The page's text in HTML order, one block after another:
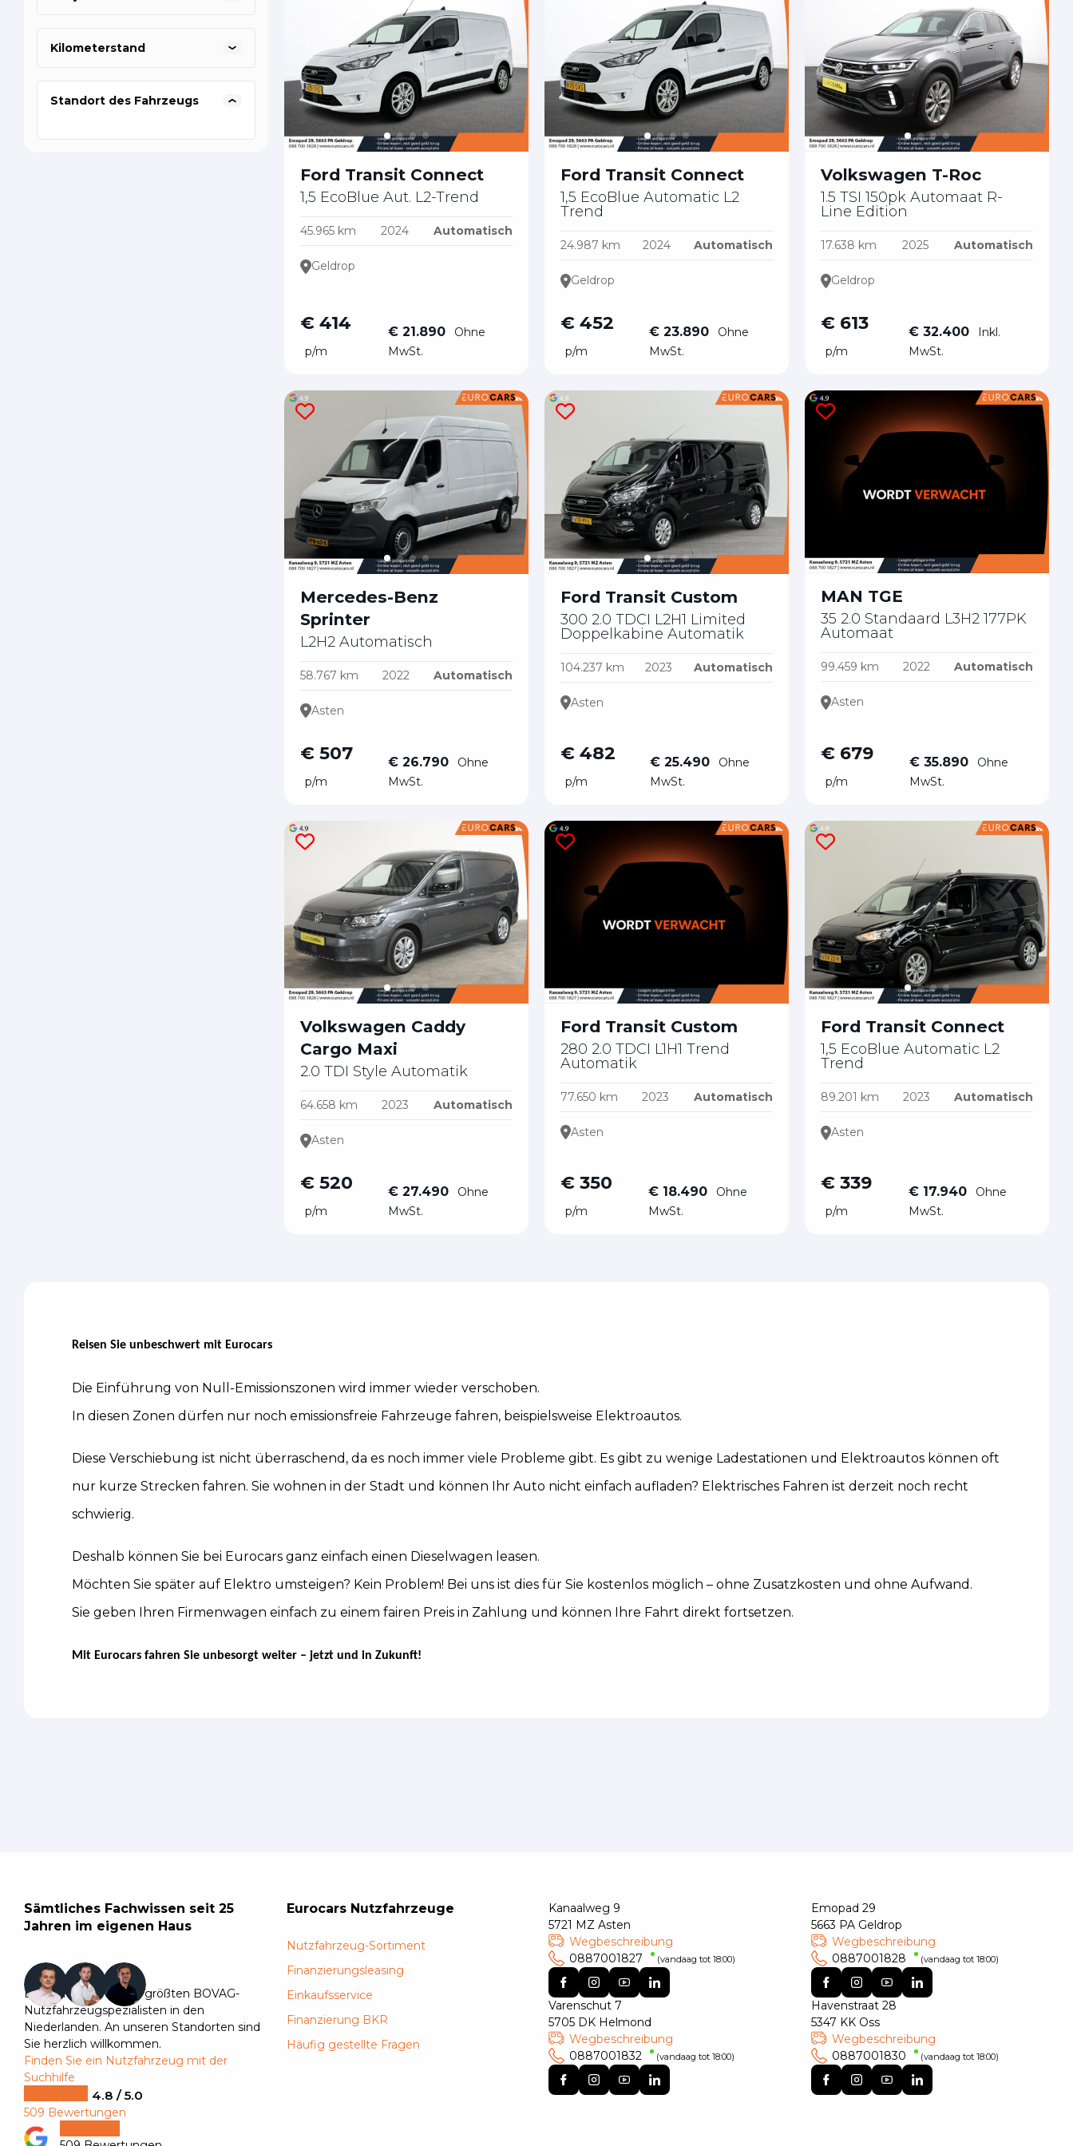
Kilometerstand
Standort des Fahrzeugs
Ford Transit Connect
1,5 EcoBlue Aut. L2-Trend
45.965 km 2024 Automatisch
Geldrop
€ 414
p/m
€ 21.890
Ohne
MwSt.
Ford Transit Connect
1,5 EcoBlue Automatic L2
Trend
24.987 km 2024 Automatisch
Geldrop
€ 452
p/m
€ 23.890
Ohne
MwSt.
Volkswagen T-Roc
1.5 TSI 150pk Automaat R-
Line Edition
17.638 km 2025 Automatisch
Geldrop
€ 613
p/m
€ 32.400
Inkl.
MwSt.
Mercedes-Benz
Sprinter
L2H2 Automatisch
58.767 km 2022 Automatisch
Asten
€ 507
p/m
€ 26.790
Ohne
MwSt.
Ford Transit Custom
300 2.0 TDCI L2H1 Limited
Doppelkabine Automatik
104.237 km 2023 Automatisch
Asten
€ 482
p/m
€ 25.490
Ohne
MwSt.
MAN TGE
35 2.0 Standaard L3H2 177PK
Automaat
99.459 km 2022 Automatisch
Asten
€ 679
p/m
€ 35.890
Ohne
MwSt.
Volkswagen Caddy
Cargo Maxi
2.0 TDI Style Automatik
64.658 km 2023 Automatisch
Asten
€ 520
p/m
€ 27.490
Ohne
MwSt.
Ford Transit Custom
280 2.0 TDCI L1H1 Trend
Automatik
77.650 km 2023 Automatisch
Asten
€ 350
p/m
€ 18.490
Ohne
MwSt.
Ford Transit Connect
1,5 EcoBlue Automatic L2
Trend
89.201 km 2023 Automatisch
Asten
€ 339
p/m
€ 17.940
Ohne
MwSt.
Reisen Sie unbeschwert mit Eurocars
Die Einführung von Null-Emissionszonen wird immer wieder verschoben.
In diesen Zonen dürfen nur noch emissionsfreie Fahrzeuge fahren, beispielsweise Elektroautos.
Diese Verschiebung ist nicht überraschend, da es noch immer viele Probleme gibt. Es gibt zu wenige Ladestationen und Elektroautos können oft
nur kurze Strecken fahren. Sie wohnen in der Stadt und können Ihr Auto nicht einfach aufladen? Elektrisches Fahren ist derzeit noch recht
schwierig.
Deshalb können Sie bei Eurocars ganz einfach einen Dieselwagen leasen.
Möchten Sie später auf Elektro umsteigen? Kein Problem! Bei uns ist dies für Sie kostenlos möglich – ohne Zusatzkosten und ohne Aufwand.
Sie geben Ihren Firmenwagen einfach zu einem fairen Preis in Zahlung und können Ihre Fahrt direkt fortsetzen.
Mit Eurocars fahren Sie unbesorgt weiter – jetzt und in Zukunft!
Sämtliches Fachwissen seit 25
Jahren im eigenen Haus
Eurocars ist einer der größten BOVAG-
Nutzfahrzeugspezialisten in den
Niederlanden. An unseren Standorten sind
Sie herzlich willkommen.
Finden Sie ein Nutzfahrzeug mit der
Suchhilfe
4.8 / 5.0
509 Bewertungen
Eurocars Nutzfahrzeuge
Nutzfahrzeug-Sortiment
Finanzierungsleasing
Einkaufsservice
Finanzierung BKR
Häufig gestellte Fragen
Kanaalweg 9
5721 MZ Asten
Wegbeschreibung
0887001827
(vandaag tot 18:00)
Varenschut 7
5705 DK Helmond
Wegbeschreibung
0887001832
(vandaag tot 18:00)
Emopad 29
5663 PA Geldrop
Wegbeschreibung
0887001828
(vandaag tot 18:00)
Havenstraat 28
5347 KK Oss
Wegbeschreibung
0887001830
(vandaag tot 18:00)